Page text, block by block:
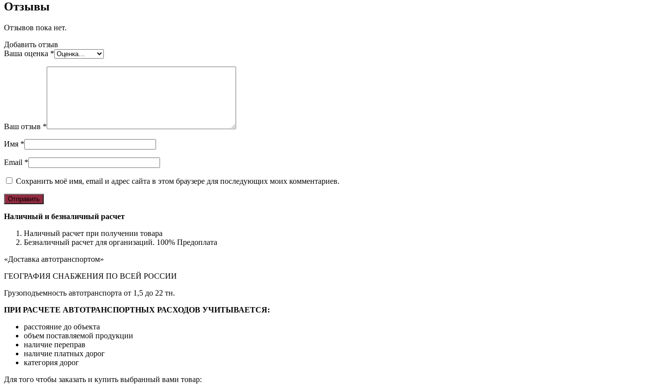
Отзывы
Отзывов пока нет.
Добавить отзыв
Ваша оценка *
Ваш отзыв *
Имя *
Email *
Сохранить моё имя, email и адрес сайта в этом браузере для последующих моих комментариев.
Наличный и безналичный расчет
Наличный расчет при получении товара
Безналичный расчет для организаций. 100% Предоплата
«Доставка автотранспортом»
ГЕОГРАФИЯ СНАБЖЕНИЯ ПО ВСЕЙ РОССИИ
Грузоподъемность автотранспорта от 1,5 до 22 тн.
ПРИ РАСЧЕТЕ АВТОТРАНСПОРТНЫХ РАСХОДОВ УЧИТЫВАЕТСЯ:
расстояние до объекта
объем поставляемой продукции
наличие переправ
наличие платных дорог
категория дорог
Для того чтобы заказать и купить выбранный вами товар: